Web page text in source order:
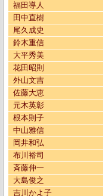
福田導人
田中直樹
尾久成史
鈴木重信
大平秀美
花田昭則
外山文吉
佐藤大恵
元木英彰
根本則子
中山雅信
岡井和弘
布川裕司
斉藤伸一
大島俊之
吉川かよ子